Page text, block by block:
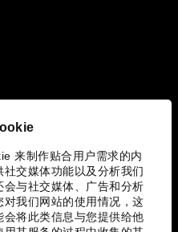
来制作贴合用户需求的内
社交媒体功能以及分析我们
会与社交媒体、广告和分析
对我们网站的使用情况，这
会将此类信息与您提供给他